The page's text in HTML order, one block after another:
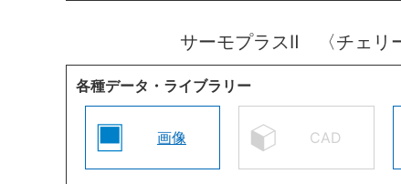
サーモプラスⅡ 〈チェリ
各種データ・ライブラリー
画像 CAD